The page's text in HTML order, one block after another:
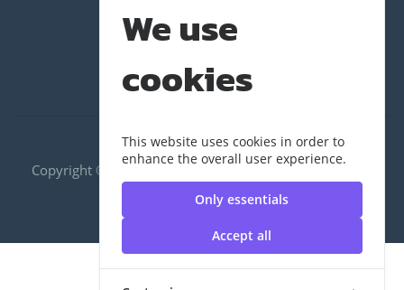
We use
cookies
This website uses cookies in order to
enhance the overall user experience.
Only essentials
Accept all
Copyright ©2020 RUS|กองพัฒนานักศึกษา | มหาวิทยาลัย
เทคโนโลยีราชมงคลสุวรรณภูมิ